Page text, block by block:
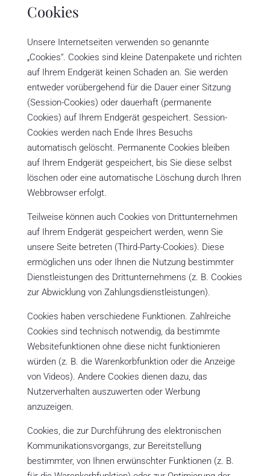
Cookies
Unsere Internetseiten verwenden so genannte
„Cookies“. Cookies sind kleine Datenpakete und richten
auf Ihrem Endgerät keinen Schaden an. Sie werden
entweder vorübergehend für die Dauer einer Sitzung
(Session-Cookies) oder dauerhaft (permanente
Cookies) auf Ihrem Endgerät gespeichert. Session-
Cookies werden nach Ende Ihres Besuchs
automatisch gelöscht. Permanente Cookies bleiben
auf Ihrem Endgerät gespeichert, bis Sie diese selbst
löschen oder eine automatische Löschung durch Ihren
Webbrowser erfolgt.
Teilweise können auch Cookies von Drittunternehmen
auf Ihrem Endgerät gespeichert werden, wenn Sie
unsere Seite betreten (Third-Party-Cookies). Diese
ermöglichen uns oder Ihnen die Nutzung bestimmter
Dienstleistungen des Drittunternehmens (z. B. Cookies
zur Abwicklung von Zahlungsdienstleistungen).
Cookies haben verschiedene Funktionen. Zahlreiche
Cookies sind technisch notwendig, da bestimmte
Websitefunktionen ohne diese nicht funktionieren
würden (z. B. die Warenkorbfunktion oder die Anzeige
von Videos). Andere Cookies dienen dazu, das
Nutzerverhalten auszuwerten oder Werbung
anzuzeigen.
Cookies, die zur Durchführung des elektronischen
Kommunikationsvorgangs, zur Bereitstellung
bestimmter, von Ihnen erwünschter Funktionen (z. B.